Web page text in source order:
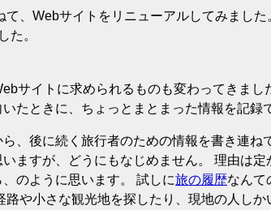
、Webサイトをリニューアルしてみました
た。
サイトに求められるものも変わってきま
たときに、ちょっとまとまった情報を記録
、後に続く旅行者のための情報を書き連ね
ますが、どうにもなじめません。 理由は
のように思います。 試しに旅の履歴なんて
や小さな観光地を探したり、現地の人し